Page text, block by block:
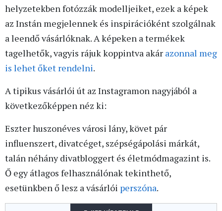
helyzetekben fotózzák modelljeiket, ezek a képek
az Instán megjelennek és inspirációként szolgálnak
a leendő vásárlóknak. A képeken a termékek
tagelhetők, vagyis rájuk koppintva akár azonnal meg
is lehet őket rendelni.
A tipikus vásárlói út az Instagramon nagyjából a
következőképpen néz ki:
Eszter huszonéves városi lány, követ pár
influenszert, divatcéget, szépségápolási márkát,
talán néhány divatbloggert és életmódmagazint is.
Ő egy átlagos felhasználónak tekinthető,
esetünkben ő lesz a vásárlói perszóna.